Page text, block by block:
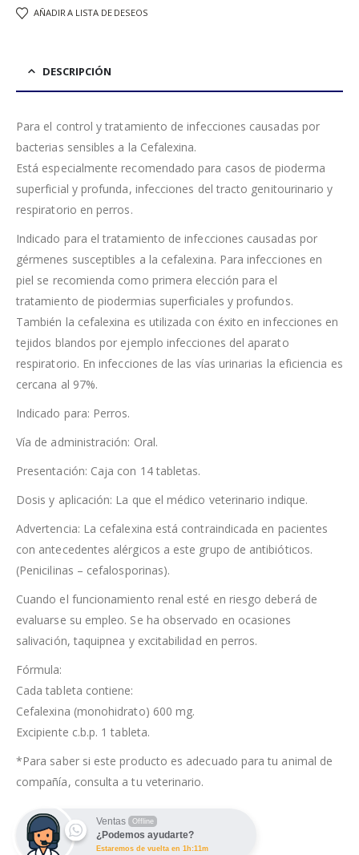
AÑADIR A LISTA DE DESEOS
DESCRIPCIÓN
Para el control y tratamiento de infecciones causadas por
bacterias sensibles a la Cefalexina.
Está especialmente recomendado para casos de pioderma
superficial y profunda, infecciones del tracto genitourinario y
respiratorio en perros.
Indicado para el tratamiento de infecciones causadas por
gérmenes susceptibles a la cefalexina. Para infecciones en
piel se recomienda como primera elección para el
tratamiento de piodermias superficiales y profundos.
También la cefalexina es utilizada con éxito en infecciones en
tejidos blandos por ejemplo infecciones del aparato
respiratorio. En infecciones de las vías urinarias la eficiencia es
cercana al 97%.
Indicado para: Perros.
Vía de administración: Oral.
Presentación: Caja con 14 tabletas.
Dosis y aplicación: La que el médico veterinario indique.
Advertencia: La cefalexina está contraindicada en pacientes
con antecedentes alérgicos a este grupo de antibióticos.
(Penicilinas – cefalosporinas).
Cuando el funcionamiento renal esté en riesgo deberá de
evaluarse su empleo. Se ha observado en ocasiones
salivación, taquipnea y excitabilidad en perros.
Fórmula:
Cada tableta contiene:
Cefalexina (monohidrato) 600 mg.
Excipiente c.b.p. 1 tableta.
*Para saber si este producto es adecuado para tu animal de
compañía, consulta a tu veterinario.
Ventas Offline
¿Podemos ayudarte?
Estaremos de vuelta en 1h:11m